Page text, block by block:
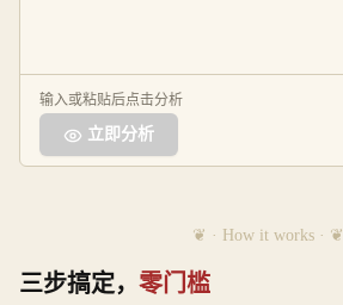
输入或粘贴后点击分析
立即分析
❦ · How it works · ❦
三步搞定， 零门槛